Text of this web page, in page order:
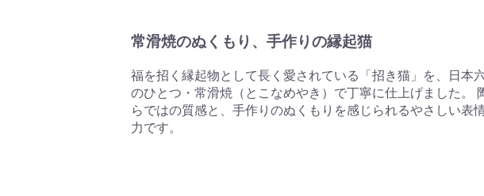
常滑焼のぬくもり、手作りの縁起猫
福を招く縁起物として長く愛されている「招き猫」を、日本
のひとつ・常滑焼（とこなめやき）で丁寧に仕上げました。
らではの質感と、手作りのぬくもりを感じられるやさしい表
力です。